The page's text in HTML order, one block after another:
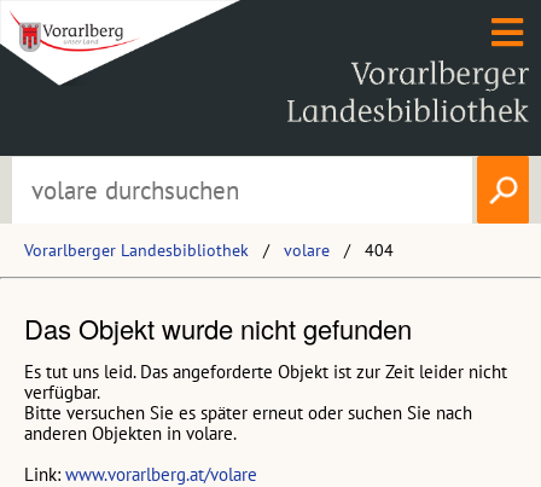
Vorarlberger Landesbibliothek volare 404
Das Objekt wurde nicht gefunden
Es tut uns leid. Das angeforderte Objekt ist zur Zeit leider nicht
verfügbar.
Bitte versuchen Sie es später erneut oder suchen Sie nach
anderen Objekten in volare.
Link: www.vorarlberg.at/volare